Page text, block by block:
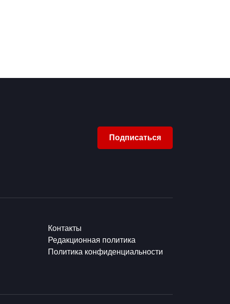
Подписаться
Контакты
Редакционная политика
Политика конфиденциальности